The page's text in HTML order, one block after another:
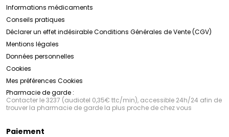
Informations médicaments
Conseils pratiques
Déclarer un effet indésirableConditions Générales de Vente (CGV)
Mentions légales
Données personnelles
Cookies
Mes préférences Cookies
Pharmacie de garde :
Contacter le 3237 (audiotel 0,35€ ttc/min), accessible 24h/24 afin de
trouver la pharmacie de garde la plus proche de chez vous
Paiement